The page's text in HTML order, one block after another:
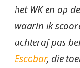
het WK en op
waarin ik
achteraf pas
Escobar, die